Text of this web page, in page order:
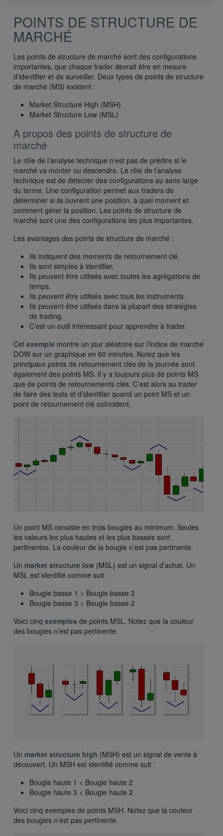
POINTS DE STRUCTURE DE
MARCHÉ
Les points de structure de marché sont des configurations
importantes, que chaque trader devrait être en mesure
d’identifier et de surveiller. Deux types de points de structure
de marché (MS) existent :
Market Structure High (MSH)
Market Structure Low (MSL)
A propos des points de structure de
marché
Le rôle de l’analyse technique n’est pas de prédire si le
marché va monter ou descendre. Le rôle de l’analyse
technique est de détecter des configurations au sens large
du terme. Une configuration permet aux traders de
déterminer si ils ouvrent une position, à quel moment et
comment gérer la position. Les points de structure de
marché sont une des configurations les plus importantes.
Les avantages des points de structure de marché :
Ils indiquent des moments de retournement clé.
Ils sont simples à identifier.
Ils peuvent être utilisés avec toutes les agrégations de
temps.
Ils peuvent être utilisés avec tous les instruments.
Ils peuvent être utilisés dans la plupart des stratégies
de trading.
C’est un outil intéressant pour apprendre à trader.
Cet exemple montre un jour aléatoire sur l’indice de marché
DOW sur un graphique en 60 minutes. Notez que les
principaux points de retournement clés de la journée sont
également des points MS. Il y a toujours plus de points MS
que de points de retournements clés. C’est alors au trader
de faire des tests et d’identifier quand un point MS et un
point de retournement clé coïncident.
Un point MS consiste en trois bougies au minimum. Seules
les valeurs les plus hautes et les plus basses sont
pertinentes. La couleur de la bougie n’est pas pertinente.
Un market structure low (MSL) est un signal d’achat. Un
MSL est identifié comme suit :
Bougie basse 1 > Bougie basse 2
Bougie basse 3 > Bougie basse 2
Voici cinq exemples de points MSL. Notez que la couleur
des bougies n’est pas pertinente.
Un market structure high (MSH) est un signal de vente à
découvert. Un MSH est identifié comme suit :
Bougie haute 1 < Bougie haute 2
Bougie haute 3 < Bougie haute 2
Voici cinq exemples de points MSH. Notez que la couleur
des bougies n’est pas pertinente.